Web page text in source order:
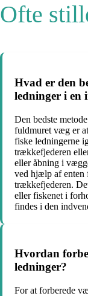
Ofte
Hvad er den
ledninger i en
Den bedste
fuldmuret væg er
fiske ledningerne
trækkefjederen
eller åbning i
ved hjælp af enten
trækkefjederen.
eller fiskenet i
findes i den
Hvordan
ledninger?
For at forberede